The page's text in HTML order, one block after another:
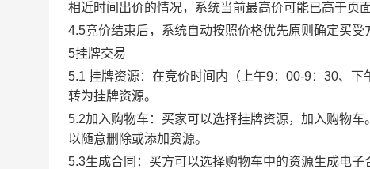
相近时间出价的情况，系统当前最高价可能已高于页
4.5竞价结束后，系统自动按照价格优先原则确定买受
5挂牌交易
5.1 挂牌资源：在竞价时间内（上午9：00-9：30、
转为挂牌资源。
5.2加入购物车：买家可以选择挂牌资源，加入购物
以随意删除或添加资源。
5.3生成合同：买方可以选择购物车中的资源生成电